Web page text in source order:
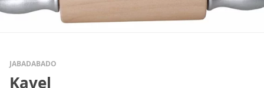
JABADABADO
Kavel